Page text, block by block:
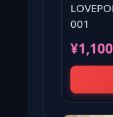
001
¥1,100